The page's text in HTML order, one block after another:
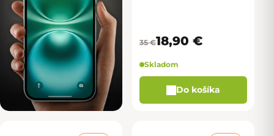
35 €18,90 €
Skladom
Do košíka